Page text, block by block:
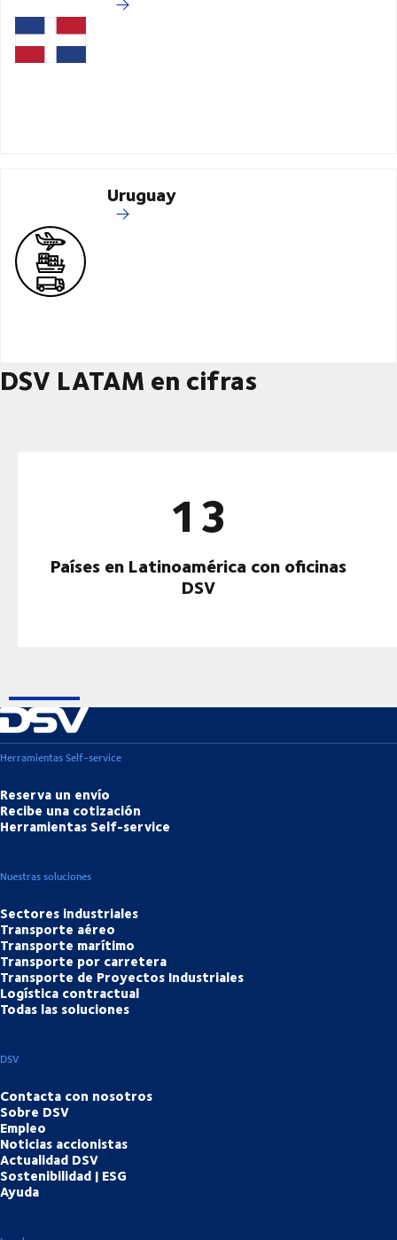
Uruguay
DSV LATAM en cifras
13
Países en Latinoamérica con oficinas
DSV
Herramientas Self-service
Reserva un envío
Recibe una cotización
Herramientas Self-service
Nuestras soluciones
Sectores industriales
Transporte aéreo
Transporte marítimo
Transporte por carretera
Transporte de Proyectos Industriales
Logística contractual
Todas las soluciones
DSV
Contacta con nosotros
Sobre DSV
Empleo
Noticias accionistas
Actualidad DSV
Sostenibilidad | ESG
Ayuda